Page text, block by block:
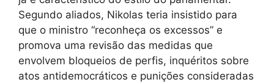
Segundo aliados, Nikolas teria insistido para
que o ministro “reconheça os excessos” e
promova uma revisão das medidas que
envolvem bloqueios de perfis, inquéritos sobre
atos antidemocráticos e punições consideradas